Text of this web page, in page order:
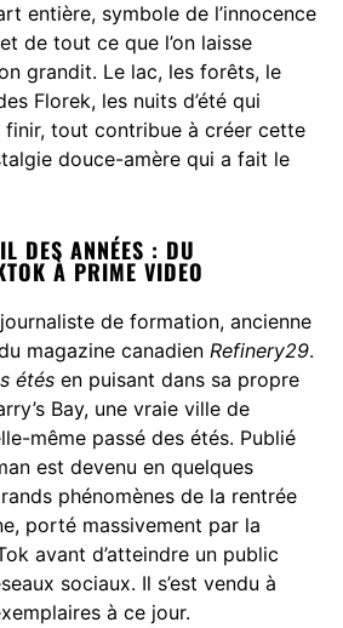
entière, symbole de l’innocence
de tout ce que l’on laisse
grandit. Le lac, les forêts, le
Florek, les nuits d’été qui
finir, tout contribue à créer cette
douce-amère qui a fait le
DES ANNÉES : DU
À PRIME VIDEO
de formation, ancienne
magazine canadien Refinery29.
étés en puisant dans sa propre
Bay, une vraie ville de
même passé des étés. Publié
est devenu en quelques
phénomènes de la rentrée
porté massivement par la
avant d’atteindre un public
sociaux. Il s’est vendu à
à ce jour.